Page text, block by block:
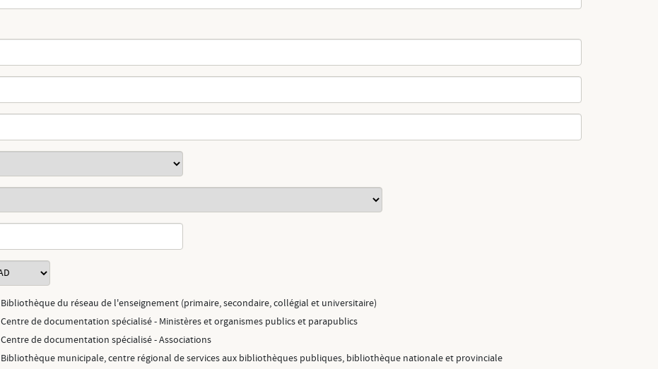
Bibliothèque du réseau de l'enseignement (primaire, secondaire, collégial et universitaire)
Centre de documentation spécialisé - Ministères et organismes publics et parapublics
Centre de documentation spécialisé - Associations
Bibliothèque municipale, centre régional de services aux bibliothèques publiques, bibliothèque nationale et provinciale